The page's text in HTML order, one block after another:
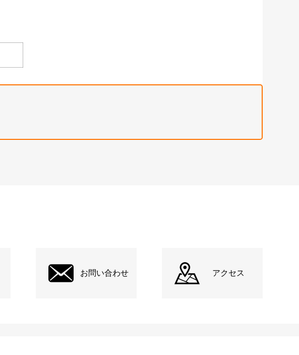
お問い合わせ アクセス